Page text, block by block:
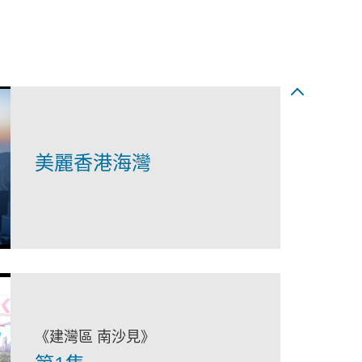
美麗香港海灣
《建灣區 南沙見》